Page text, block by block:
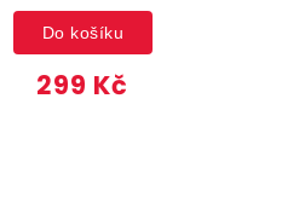
299 Kč
Do košíku